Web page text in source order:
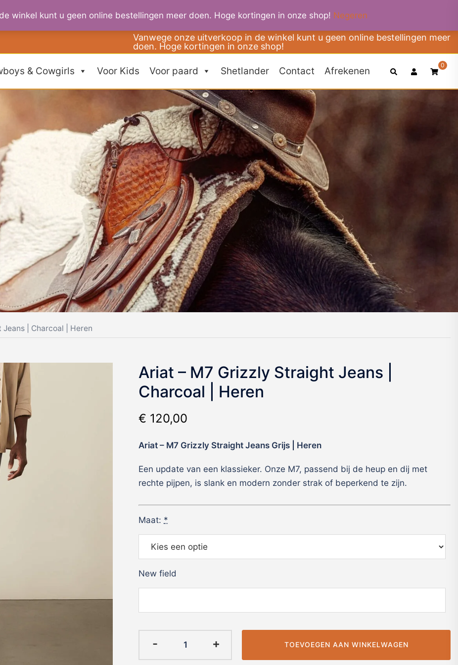
winkel kunt u geen online bestellingen meer doen. Hoge kortingen in onze shop! Negeren
Vanwege onze uitverkoop in de winkel kunt u geen online bestellingen meer
doen. Hoge kortingen in onze shop!
& Cowgirls Voor Kids Voor paard Shetlander Contact Afrekenen Search
0
| Charcoal | Heren
Ariat – M7 Grizzly Straight Jeans |
Charcoal | Heren
€ 120,00
Ariat – M7 Grizzly Straight Jeans Grijs | Heren
Een update van een klassieker. Onze M7, passend bij de heup en dij met
rechte pijpen, is slank en modern zonder strak of beperkend te zijn.
Maat: *
New field
-
-
+ TOEVOEGEN AAN WINKELWAGEN